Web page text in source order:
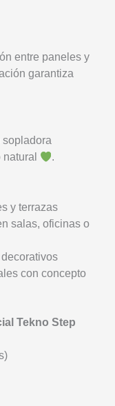
entre paneles y
garantiza
sopladora
.
y terrazas
salas, oficinas o
con concepto
Tekno Step